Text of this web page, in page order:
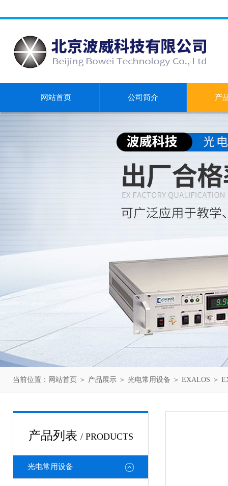
网站首页 公司简介 产
当前位置： 网站首页 ＞ 产品展示 ＞ 光电常用设备 ＞ EXALOS ＞
产品列表 / PRODUCTS
光电常用设备